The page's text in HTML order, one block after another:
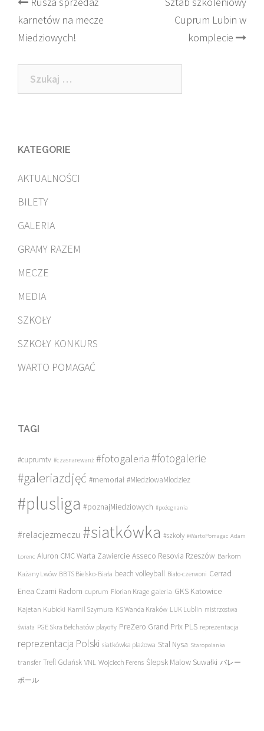
navigation
karnetów na mecze
Miedziowych!
Cuprum Lubin w
komplecie
Szukaj:
KATEGORIE
AKTUALNOŚCI
BILETY
GALERIA
GRAMY RAZEM
MECZE
MEDIA
SZKOŁY
SZKOŁY KONKURS
WARTO POMAGAĆ
TAGI
#cuprumtv #czasnarewanż #fotogaleria #fotogalerie
#galeriazdjęć #memoriał #MiedziowaMlodziez
#plusliga #poznajMiedziowych #pożegnania
#relacjezmeczu #siatkówka #szkoły #WartoPomagac Adam
Lorenc Aluron CMC Warta Zawiercie Asseco Resovia Rzeszów Barkom
Każany Lwów BBTS Bielsko-Biała beach volleyball Biało-czerwoni Cerrad
Enea Czarni Radom cuprum Florian Krage galeria GKS Katowice
Kajetan Kubicki Kamil Szymura KS Wanda Kraków LUK Lublin mistrzostwa
świata PGE Skra Bełchatów playoffy PreZero Grand Prix PLS reprezentacja
reprezentacja Polski siatkówka plażowa Stal Nysa Staropolanka
transfer Trefl Gdańsk VNL Wojciech Ferens Ślepsk Malow Suwałki バレー
ボール